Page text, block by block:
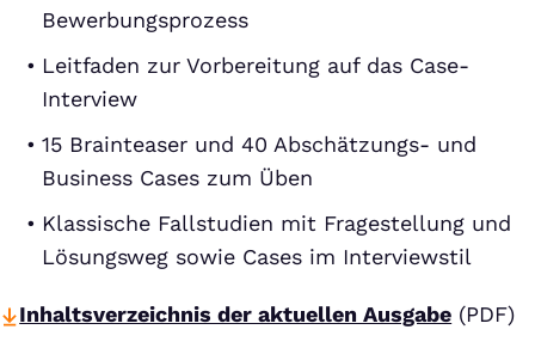
Bewerbungsprozess
Leitfaden zur Vorbereitung auf das Case-
Interview
15 Brainteaser und 40 Abschätzungs- und
Business Cases zum Üben
Klassische Fallstudien mit Fragestellung und
Lösungsweg sowie Cases im Interviewstil
Inhaltsverzeichnis der aktuellen Ausgabe (PDF)